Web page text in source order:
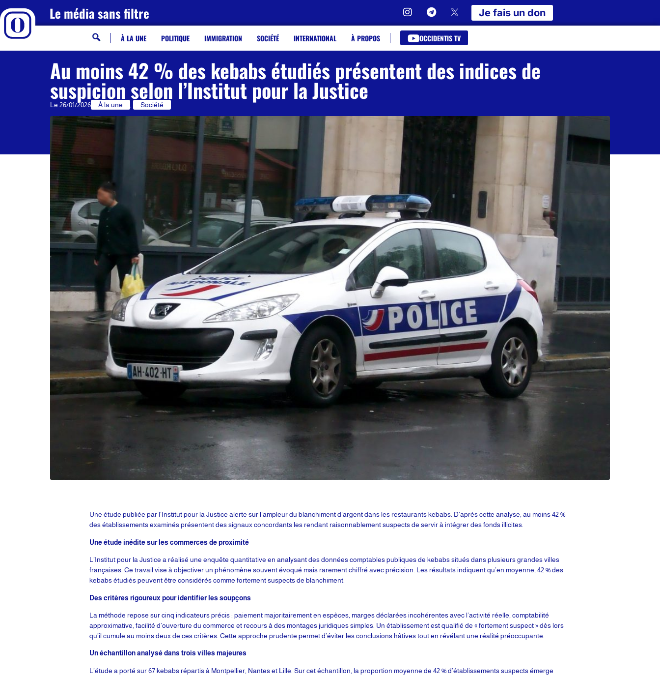
Le média sans filtre Je fais un don
À LA UNE POLITIQUE IMMIGRATION SOCIÉTÉ INTERNATIONAL À PROPOS OCCIDENTIS TV
Au moins 42 % des kebabs étudiés présentent des indices de
suspicion selon l’Institut pour la Justice
Le 26/01/2026 À la une Société
Une étude publiée par l’Institut pour la Justice alerte sur l’ampleur du blanchiment d’argent dans les restaurants kebabs. D’après cette analyse, au moins 42 %
des établissements examinés présentent des signaux concordants les rendant raisonnablement suspects de servir à intégrer des fonds illicites.
Une étude inédite sur les commerces de proximité
L’Institut pour la Justice a réalisé une enquête quantitative en analysant des données comptables publiques de kebabs situés dans plusieurs grandes villes
françaises. Ce travail vise à objectiver un phénomène souvent évoqué mais rarement chiffré avec précision. Les résultats indiquent qu’en moyenne, 42 % des
kebabs étudiés peuvent être considérés comme fortement suspects de blanchiment.
Des critères rigoureux pour identifier les soupçons
La méthode repose sur cinq indicateurs précis : paiement majoritairement en espèces, marges déclarées incohérentes avec l’activité réelle, comptabilité
approximative, facilité d’ouverture du commerce et recours à des montages juridiques simples. Un établissement est qualifié de « fortement suspect » dès lors
qu’il cumule au moins deux de ces critères. Cette approche prudente permet d’éviter les conclusions hâtives tout en révélant une réalité préoccupante.
Un échantillon analysé dans trois villes majeures
L’étude a porté sur 67 kebabs répartis à Montpellier, Nantes et Lille. Sur cet échantillon, la proportion moyenne de 42 % d’établissements suspects émerge